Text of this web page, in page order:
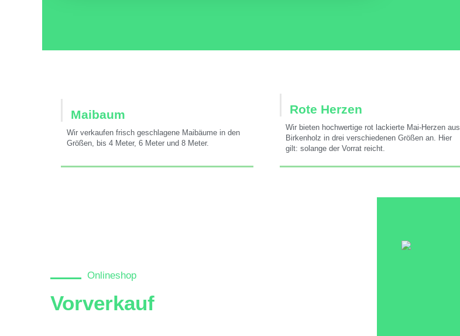
Maibaum
Wir verkaufen frisch geschlagene Maibäume in den
Größen, bis 4 Meter, 6 Meter und 8 Meter.
Rote Herzen
Wir bieten hochwertige rot lackierte Mai-Herzen aus
Birkenholz in drei verschiedenen Größen an. Hier
gilt: solange der Vorrat reicht.
Onlineshop
Vorverkauf